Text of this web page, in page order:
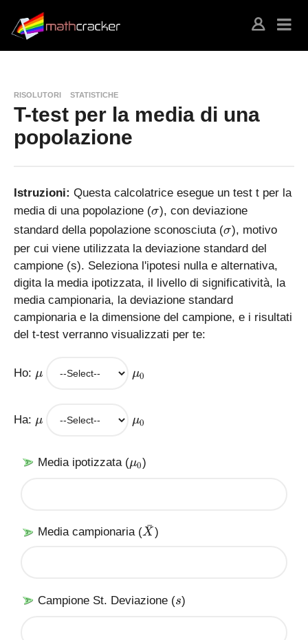
RISOLUTORI STATISTICHE
T-test per la media di una
popolazione
Istruzioni: Questa calcolatrice esegue un test t per la
media di una popolazione (\
si
m
a
σ), con deviazione
standard della popolazione sconosciuta (\
si
g
m
a
σ), motivo
per cui viene utilizzata la deviazione standard del
campione (s). Seleziona l'ipotesi nulla e alternativa,
digita la media ipotizzata, il livello di significatività, la
media campionaria, la deviazione standard
campionaria e la dimensione del campione, e i risultati
del t-test verranno visualizzati per te:
Ho: m
μ
m
0
μ0
Ha: m
μ
m
_
0
μ0
Media ipotizzata (\
μ0)
Media campionaria (\
X
ˉ)
Campione St. Deviazione (s
s)